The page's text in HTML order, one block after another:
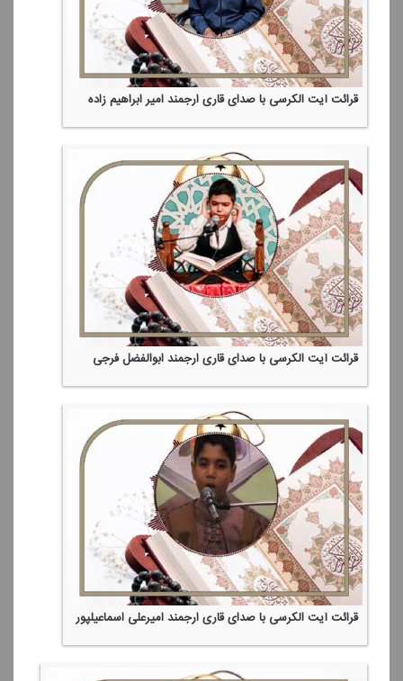
قرائت آیت الكرسی با صدای قاری ارجمند امیر ابراهیم زاده
قرائت آیت الكرسی با صدای قاری ارجمند ابوالفضل فرجی
قرائت آیت الكرسی با صدای قاری ارجمند امیرعلی اسماعیلپور